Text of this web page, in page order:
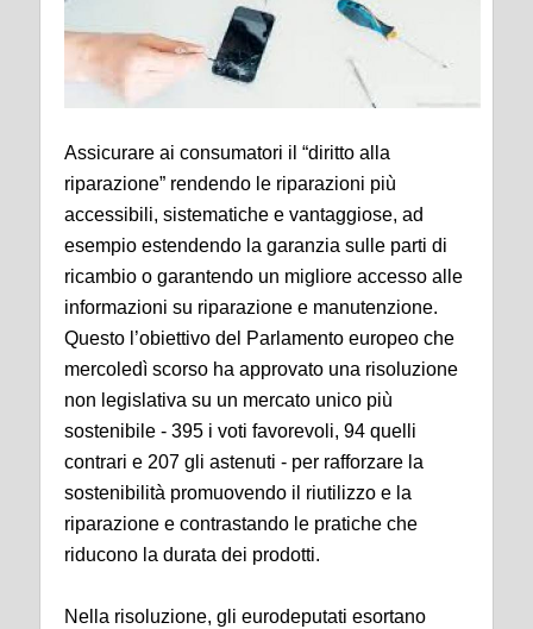
Assicurare ai consumatori il “diritto alla
riparazione” rendendo le riparazioni più
accessibili, sistematiche e vantaggiose, ad
esempio estendendo la garanzia sulle parti di
ricambio o garantendo un migliore accesso alle
informazioni su riparazione e manutenzione.
Questo l’obiettivo del Parlamento europeo che
mercoledì scorso ha approvato una risoluzione
non legislativa su un mercato unico più
sostenibile - 395 i voti favorevoli, 94 quelli
contrari e 207 gli astenuti - per rafforzare la
sostenibilità promuovendo il riutilizzo e la
riparazione e contrastando le pratiche che
riducono la durata dei prodotti.
Nella risoluzione, gli eurodeputati esortano